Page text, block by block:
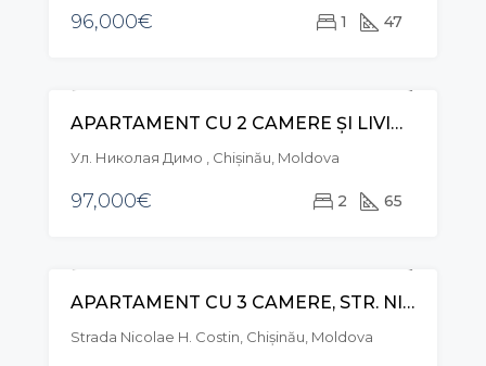
96,000€ 1 47
VÂNZARE
APARTAMENT CU 2 CAMERE ȘI LIVING, STR. NICOLAE DIMO, RÂȘCANI
Ул. Николая Димо , Chișinău, Moldova
97,000€ 2 65
VÂNZAREAPARTAMENT CU 3 CAMERE, STR. NICOLAE COSTIN, BUIUCANI
Strada Nicolae H. Costin, Chișinău, Moldova